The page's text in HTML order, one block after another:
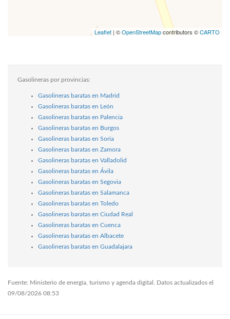
Leaflet | ©OpenStreetMapcontributors ©CARTO
Gasolineras por provincias:
Gasolineras baratas en Madrid
Gasolineras baratas en León
Gasolineras baratas en Palencia
Gasolineras baratas en Burgos
Gasolineras baratas en Soria
Gasolineras baratas en Zamora
Gasolineras baratas en Valladolid
Gasolineras baratas en Ávila
Gasolineras baratas en Segovia
Gasolineras baratas en Salamanca
Gasolineras baratas en Toledo
Gasolineras baratas en Ciudad Real
Gasolineras baratas en Cuenca
Gasolineras baratas en Albacete
Gasolineras baratas en Guadalajara
Fuente: Ministerio de energía, turismo y agenda digital. Datos actualizados el
09/08/2026 08:53